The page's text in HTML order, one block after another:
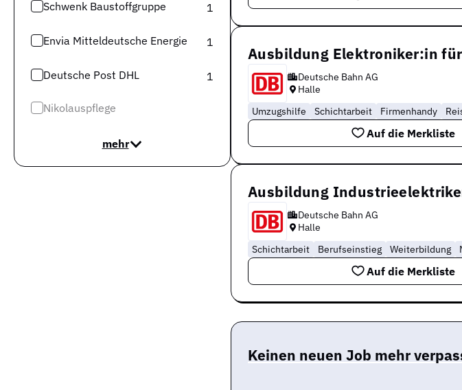
Schwenk Baustoffgruppe 1
Envia Mitteldeutsche Energie 1
Deutsche Post DHL 1
Nikolauspflege
mehr
Ausbildung Elektroniker:in
Deutsche Bahn AG
Halle
Umzugshilfe
Schichtarbeit Firmenhandy
Auf die Merkliste
Ausbildung
Deutsche Bahn AG
Halle
Schichtarbeit
Berufseinstieg Weiterbildung
Auf die Merkliste
Keinen neuen Job mehr